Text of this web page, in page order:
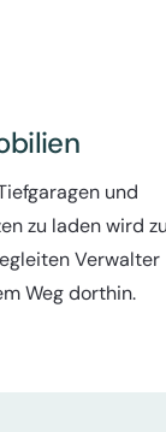
und
zu laden wird
Verwalter
Weg dorthin.